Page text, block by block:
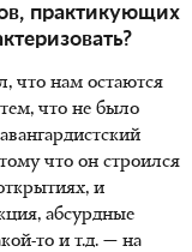
практикующих
что нам остаются
что не было
что он строился
и
абсурдные
то и т.д. — на